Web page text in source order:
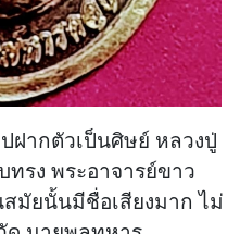
ฝากตัวเป็นศิษย์ หลวงปู่
รง พระอาจารย์ขาว
มัยนั้นมีชื่อเสียงมาก ไม่